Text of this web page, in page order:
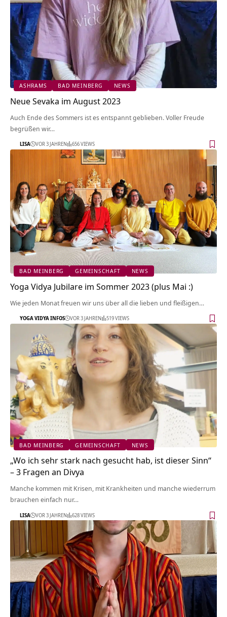
ASHRAMS BAD MEINBERG NEWS
Neue Sevaka im August 2023
Auch Ende des Sommers ist es entspannt geblieben. Voller Freude
begrüßen wir…
LISA VOR 3 JAHREN 656 VIEWS
BAD MEINBERG GEMEINSCHAFT NEWS
Yoga Vidya Jubilare im Sommer 2023 (plus Mai :)
Wie jeden Monat freuen wir uns über all die lieben und fleißigen…
YOGA VIDYA INFOS VOR 3 JAHREN 519 VIEWS
BAD MEINBERG GEMEINSCHAFT NEWS
„Wo ich sehr stark nach gesucht hab, ist dieser Sinn“
– 3 Fragen an Divya
Manche kommen mit Krisen, mit Krankheiten und manche wiederrum
brauchen einfach nur…
LISA VOR 3 JAHREN 628 VIEWS